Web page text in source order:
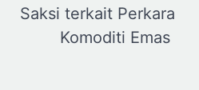
Saksi terkait Perkara
Komoditi Emas